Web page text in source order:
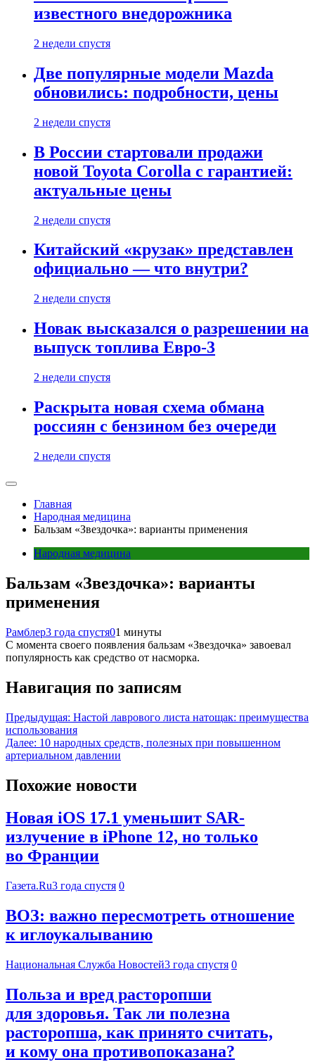
известного внедорожника
2 недели спустя
Две популярные модели Mazda
обновились: подробности, цены
2 недели спустя
В России стартовали продажи
новой Toyota Corolla с гарантией:
актуальные цены
2 недели спустя
Китайский «крузак» представлен
официально — что внутри?
2 недели спустя
Новак высказался о разрешении на
выпуск топлива Евро-3
2 недели спустя
Раскрыта новая схема обмана
россиян с бензином без очереди
2 недели спустя
Главная
Народная медицина
Бальзам «Звездочка»: варианты применения
Народная медицина
Бальзам «Звездочка»: варианты
применения
Рамблер3 года спустя01 минуты
С момента своего появления бальзам «Звездочка» завоевал
популярность как средство от насморка.
Навигация по записям
Предыдущая: Настой лаврового листа натощак: преимущества
использования
Далее: 10 народных средств, полезных при повышенном
артериальном давлении
Похожие новости
Новая iOS 17.1 уменьшит SAR-
излучение в iPhone 12, но только
во Франции
Газета.Ru3 года спустя 0
ВОЗ: важно пересмотреть отношение
к иглоукалыванию
Национальная Служба Новостей3 года спустя 0
Польза и вред расторопши
для здоровья. Так ли полезна
расторопша, как принято считать,
и кому она противопоказана?